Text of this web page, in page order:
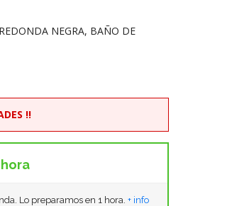
NEGRA, BAÑO DE
!!
Lo preparamos en 1 hora. + info